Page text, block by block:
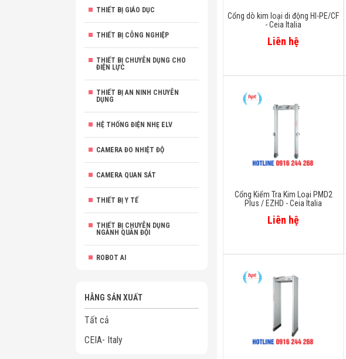
THIẾT BỊ GIÁO DỤC
THIẾT BỊ CÔNG NGHIỆP
THIẾT BỊ CHUYÊN DỤNG CHO
ĐIỆN LỰC
THIẾT BỊ AN NINH CHUYÊN
DỤNG
HỆ THỐNG ĐIỆN NHẸ ELV
CAMERA ĐO NHIỆT ĐỘ
CAMERA QUAN SÁT
THIẾT BỊ Y TẾ
THIẾT BỊ CHUYÊN DỤNG
NGÀNH QUÂN ĐỘI
ROBOT AI
HÃNG SẢN XUẤT
Tất cả
CEIA- Italy
Cổng dò kim loại di động HI-PE/CF
- Ceia Italia
Liên hệ
Cổng Kiểm Tra Kim Loại PMD2
Plus / EZHD - Ceia Italia
Liên hệ